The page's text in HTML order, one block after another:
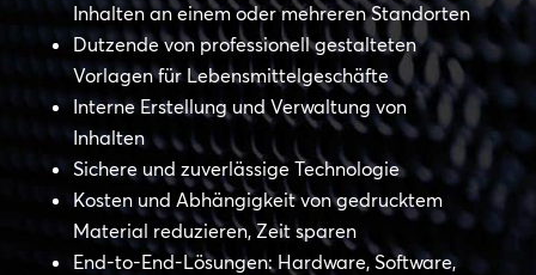
Inhalten an einem oder mehreren Standorten
Dutzende von professionell gestalteten
Vorlagen für Lebensmittelgeschäfte
Interne Erstellung und Verwaltung von
Inhalten
Sichere und zuverlässige Technologie
Kosten und Abhängigkeit von gedrucktem
Material reduzieren, Zeit sparen
End-to-End-Lösungen: Hardware, Software,